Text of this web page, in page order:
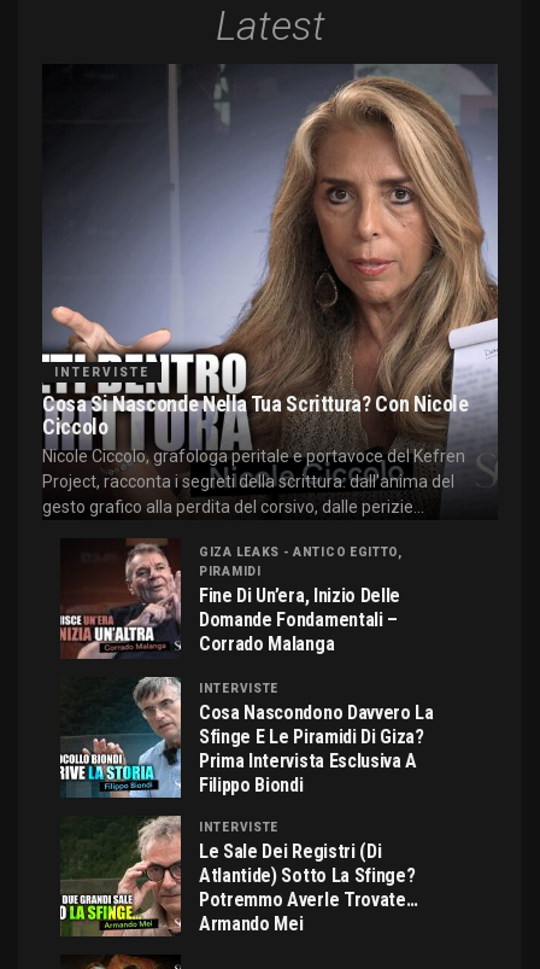
Latest
INTERVISTE
Cosa Si Nasconde Nella Tua Scrittura? Con Nicole
Ciccolo
Nicole Ciccolo, grafologa peritale e portavoce del Kefren
Project, racconta i segreti della scrittura: dall'anima del
gesto grafico alla perdita del corsivo, dalle perizie...
GIZA LEAKS - ANTICO EGITTO,
PIRAMIDI
Fine Di Un’era, Inizio Delle
Domande Fondamentali –
Corrado Malanga
INTERVISTE
Cosa Nascondono Davvero La
Sfinge E Le Piramidi Di Giza?
Prima Intervista Esclusiva A
Filippo Biondi
INTERVISTE
Le Sale Dei Registri (di
Atlantide) Sotto La Sfinge?
Potremmo Averle Trovate…
Armando Mei